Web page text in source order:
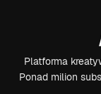
Platforma
Ponad milion